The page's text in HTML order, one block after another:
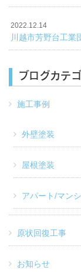
2022.12.14
川越市芳野台工
ブログカテ
施工事例
外壁塗装
屋根塗装
アパート/マン
原状回復工事
お知らせ